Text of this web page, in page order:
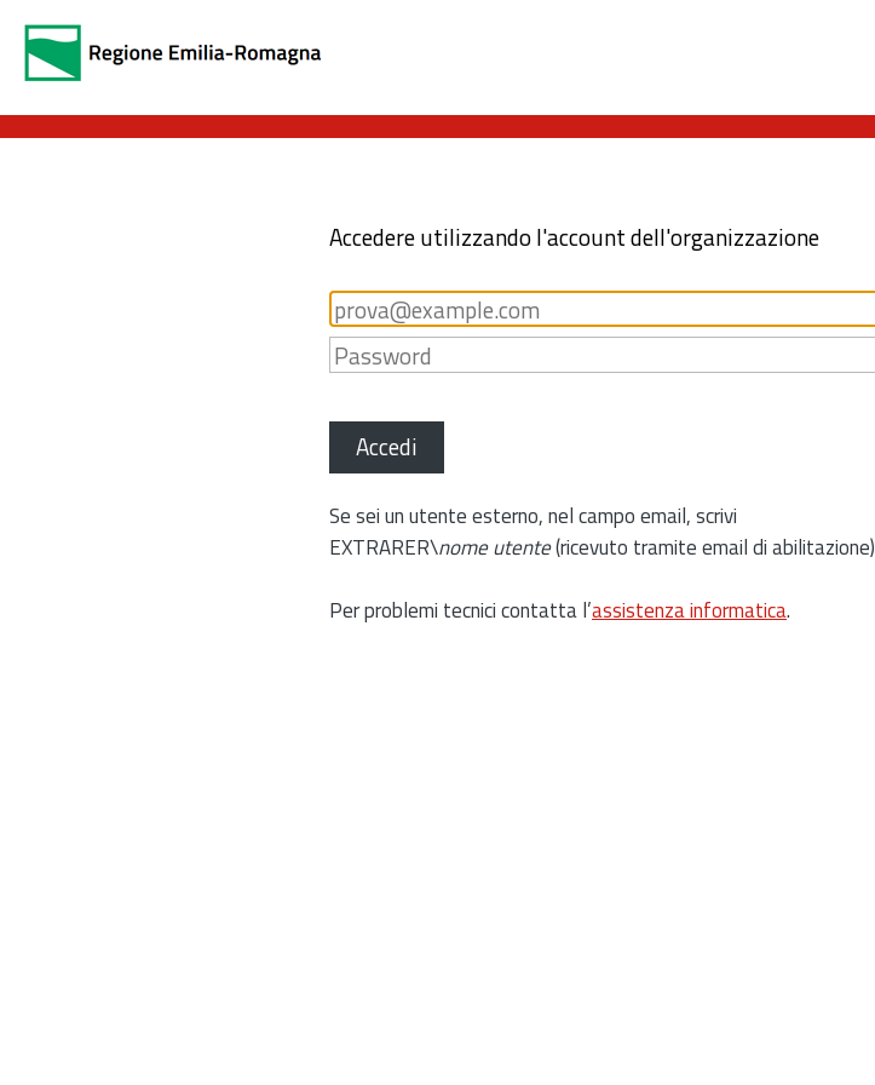
Accedere utilizzando l'account dell'organizzazione
Accedi
Se sei un utente esterno, nel campo email, scrivi
EXTRARER\nome utente(ricevuto tramite email di abilitazione)
Per problemi tecnici contatta l’assistenza informatica.